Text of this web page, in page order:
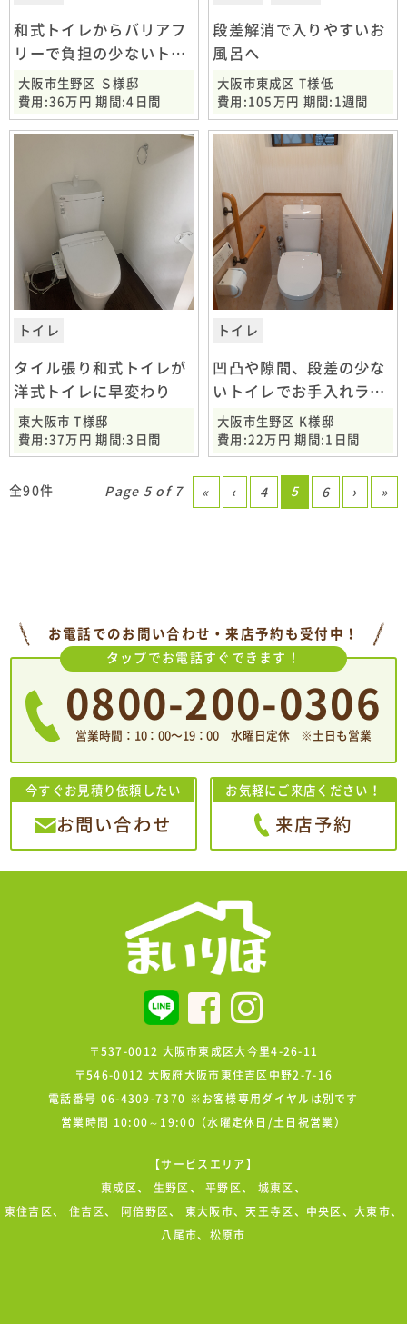
和式トイレからバリアフ
リーで負担の少ないトイ
レに
大阪市生野区 Ｓ様邸
費用:36万円 期間:4日間
段差解消で入りやすいお
風呂へ
大阪市東成区 T様低
費用:105万円 期間:1週間
トイレ
タイル張り和式トイレが
洋式トイレに早変わり
東大阪市 T様邸
費用:37万円 期間:3日間
トイレ
凹凸や隙間、段差の少な
いトイレでお手入れラク
ラク♪
大阪市生野区 K様邸
費用:22万円 期間:1日間
全90件 Page 5 of 7 « ‹ 4 5 6 › »
お電話でのお問い合わせ・来店予約も受付中！
タップでお電話すぐできます！
0800-200-0306
営業時間：10：00〜19：00 水曜日定休 ※土日も営業
今すぐお見積り依頼したい
お問い合わせ
お気軽にご来店ください！
来店予約
〒537-0012 大阪市東成区大今里4-26-11
〒546-0012 大阪府大阪市東住吉区中野2-7-16
電話番号 06-4309-7370 ※お客様専用ダイヤルは別です
営業時間 10:00～19:00（水曜定休日/土日祝営業）
【サービスエリア】
東成区、 生野区 、平野区、 城東区 、
東住吉区、 住吉区、 阿倍野区、 東大阪市、天王寺区、中央区、大東市、
八尾市、松原市